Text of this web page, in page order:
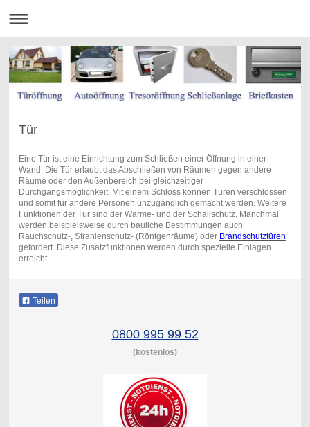
Tür
Eine Tür ist eine Einrichtung zum Schließen einer Öffnung in einer
Wand. Die Tür erlaubt das Abschließen von Räumen gegen andere
Räume oder den Außenbereich bei gleichzeitiger
Durchgangsmöglichkeit. Mit einem Schloss können Türen verschlossen
und somit für andere Personen unzugänglich gemacht werden. Weitere
Funktionen der Tür sind der Wärme- und der Schallschutz. Manchmal
werden beispielsweise durch bauliche Bestimmungen auch
Rauchschutz-, Strahlenschutz- (Röntgenräume) oder Brandschutztüren
gefordert. Diese Zusatzfunktionen werden durch spezielle Einlagen
erreicht
Teilen
0800 995 99 52
(kostenlos)